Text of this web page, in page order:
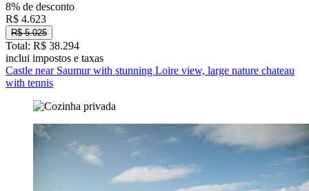
8% de desconto
R$ 4.623
R$ 5.025
Total: R$ 38.294
inclui impostos e taxas
Castle near Saumur with stunning Loire view, large nature chateau
with tennis